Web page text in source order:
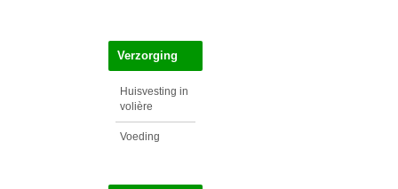
Verzorging
Huisvesting in
volière
Voeding